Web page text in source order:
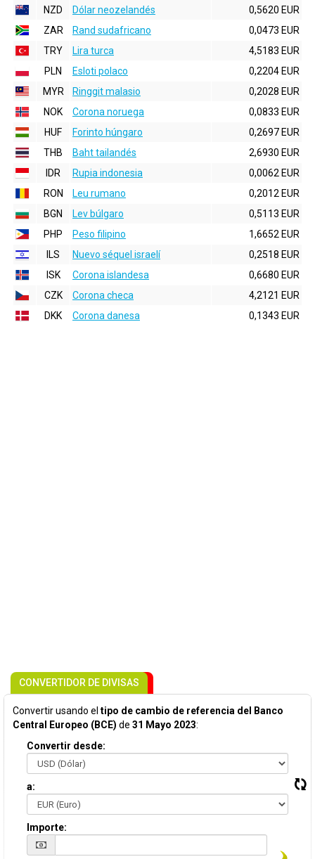
NZD
Dólar neozelandés
0,5620 EUR
ZAR
Rand sudafricano
0,0473 EUR
TRY
Lira turca
4,5183 EUR
PLN
Esloti polaco
0,2204 EUR
MYR
Ringgit malasio
0,2028 EUR
NOK
Corona noruega
0,0833 EUR
HUF
Forinto húngaro
0,2697 EUR
THB
Baht tailandés
2,6930 EUR
IDR
Rupia indonesia
0,0062 EUR
RON
Leu rumano
0,2012 EUR
BGN
Lev búlgaro
0,5113 EUR
PHP
Peso filipino
1,6652 EUR
ILS
Nuevo séquel israelí
0,2518 EUR
ISK
Corona islandesa
0,6680 EUR
CZK
Corona checa
4,2121 EUR
DKK
Corona danesa 0,1343 EUR
CONVERTIDOR DE DIVISAS
Convertir usando el tipo de cambio de referencia del Banco
Central Europeo (BCE) de 31 Mayo 2023:
Convertir desde:
a:
Importe: